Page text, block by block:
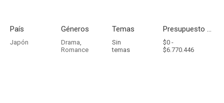
País
Japón
Géneros
Drama,
Romance
Temas
Sin
temas
Presupuesto - Ingresos
$0 -
$6.770.446